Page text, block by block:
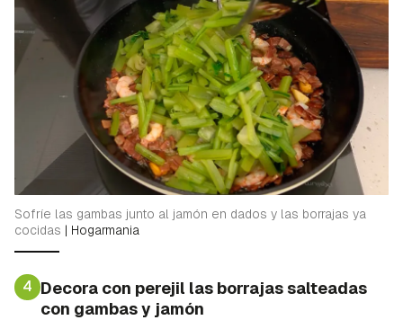
Sofríe las gambas junto al jamón en dados y las borrajas ya
cocidas | Hogarmania
4 Decora con perejil las borrajas salteadas
con gambas y jamón